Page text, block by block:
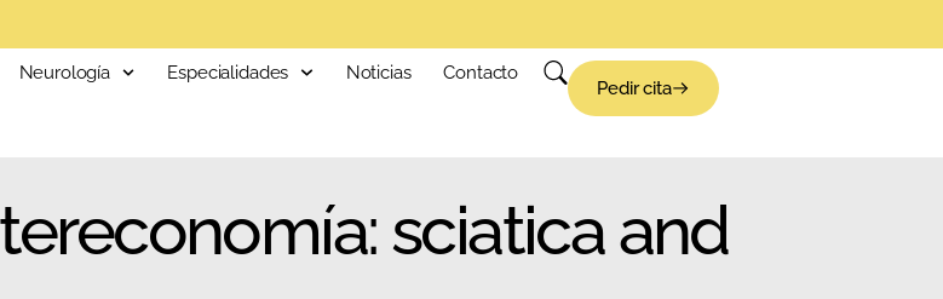
Neurología Especialidades Noticias Contacto
Pedir cita
sciatica and